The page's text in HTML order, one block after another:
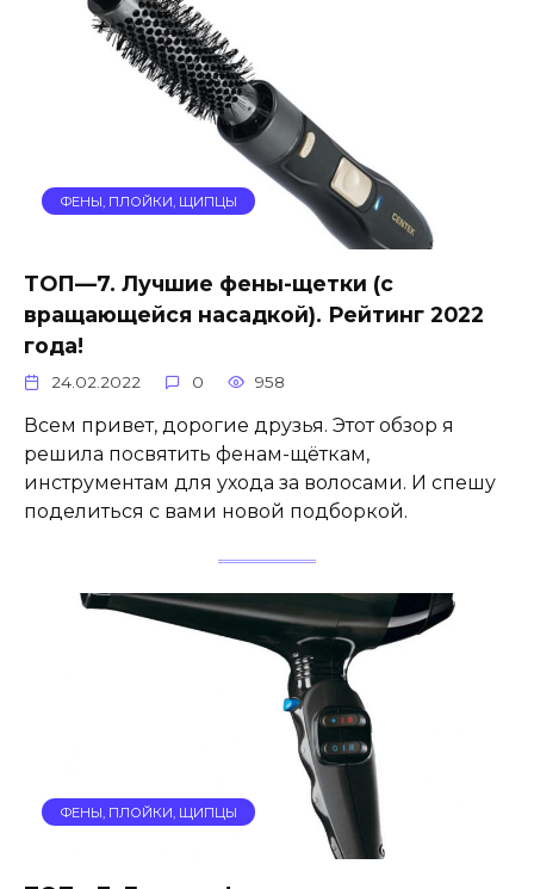
ФЕНЫ, ПЛОЙКИ, ЩИПЦЫ
ТОП—7. Лучшие фены-щетки (с
вращающейся насадкой). Рейтинг 2022
года!
24.02.2022 0 958
Всем привет, дорогие друзья. Этот обзор я
решила посвятить фенам-щёткам,
инструментам для ухода за волосами. И спешу
поделиться с вами новой подборкой.
ФЕНЫ, ПЛОЙКИ, ЩИПЦЫ